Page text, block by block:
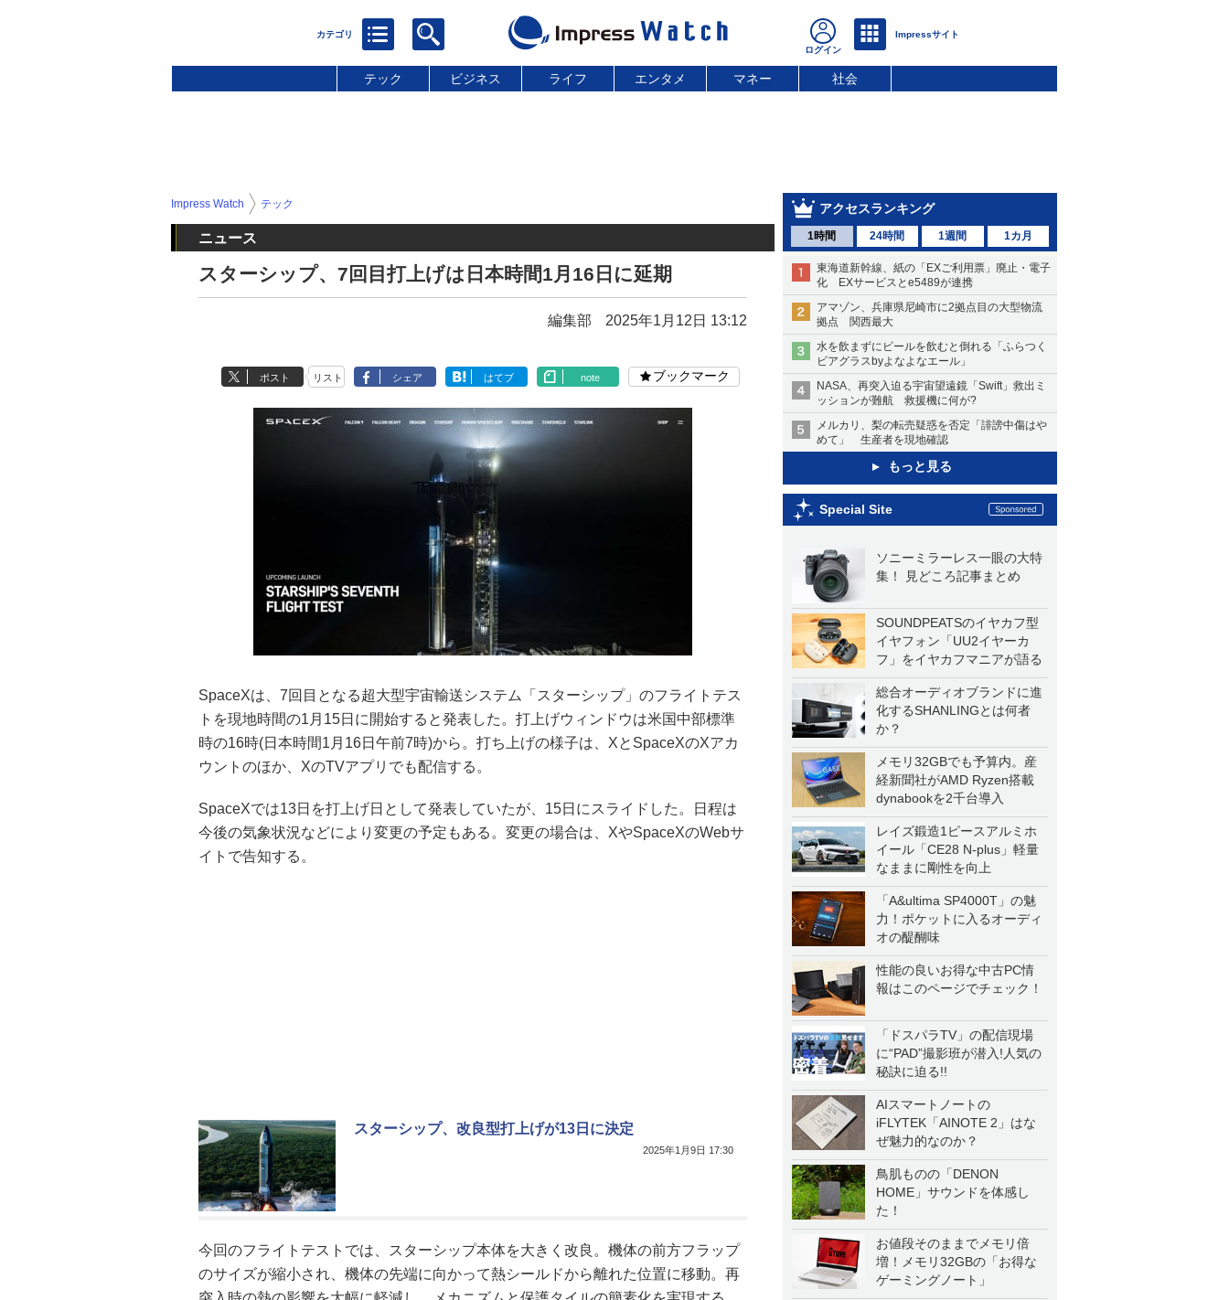
テック ビジネス ライフ エンタメ マネー 社会
アクセスランキング
1時間 24時間 1週間 1カ月
東海道新幹線、紙の「EXご利用票」廃止・電子
化 EXサービスとe5489が連携
アマゾン、兵庫県尼崎市に2拠点目の大型物流
拠点 関西最大
水を飲まずにビールを飲むと倒れる「ふらつく
ビアグラスbyよなよなエール」
NASA、再突入迫る宇宙望遠鏡「Swift」救出ミ
ッションが難航 救援機に何が?
メルカリ、梨の転売疑惑を否定「誹謗中傷はや
めて」 生産者を現地確認
もっと見る
Special Site
ソニーミラーレス一眼の大特
集！ 見どころ記事まとめ
SOUNDPEATSのイヤカフ型
イヤフォン「UU2イヤーカ
フ」をイヤカフマニアが語る
総合オーディオブランドに進
化するSHANLINGとは何者
か？
メモリ32GBでも予算内。産
経新聞社がAMD Ryzen搭載
dynabookを2千台導入
レイズ鍛造1ピースアルミホ
イール「CE28 N-plus」軽量
なままに剛性を向上
「A&ultima SP4000T」の魅
力！ポケットに入るオーディ
オの醍醐味
性能の良いお得な中古PC情
報はこのページでチェック！
「ドスパラTV」の配信現場
に“PAD”撮影班が潜入!人気の
秘訣に迫る!!
AIスマートノートの
iFLYTEK「AINOTE 2」はな
ぜ魅力的なのか？
鳥肌ものの「DENON
HOME」サウンドを体感し
た！
お値段そのままでメモリ倍
増！メモリ32GBの「お得な
ゲーミングノート」
Impress Watch テック
ニュース
スターシップ、7回目打上げは日本時間1月16日に延期
編集部 2025年1月12日 13:12
ポスト リスト シェア はてブ note ブックマーク
SpaceXは、7回目となる超大型宇宙輸送システム「スターシップ」のフライトテス
トを現地時間の1月15日に開始すると発表した。打上げウィンドウは米国中部標準
時の16時(日本時間1月16日午前7時)から。打ち上げの様子は、XとSpaceXのXアカ
ウントのほか、XのTVアプリでも配信する。
SpaceXでは13日を打上げ日として発表していたが、15日にスライドした。日程は
今後の気象状況などにより変更の予定もある。変更の場合は、XやSpaceXのWebサ
イトで告知する。
スターシップ、改良型打上げが13日に決定
2025年1月9日 17:30
今回のフライトテストでは、スターシップ本体を大きく改良。機体の前方フラップ
のサイズが縮小され、機体の先端に向かって熱シールドから離れた位置に移動。再